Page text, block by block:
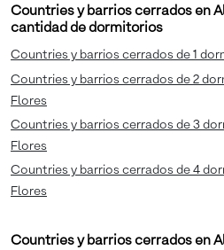
Countries y barrios cerrados en
cantidad de dormitorios
Countries y barrios cerrados de 1
Countries y barrios cerrados de 2
Flores
Countries y barrios cerrados de 3
Flores
Countries y barrios cerrados de 4
Flores
Countries y barrios cerrados en